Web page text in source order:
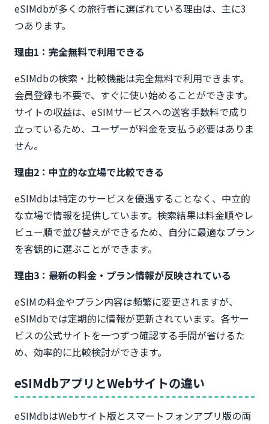
eSIMdbが多くの旅行者に選ばれている理由は、主に3
つあります。
理由1：完全無料で利用できる
eSIMdbの検索・比較機能は完全無料で利用できます。
会員登録も不要で、すぐに使い始めることができます。
サイトの収益は、eSIMサービスへの送客手数料で成り
立っているため、ユーザーが料金を支払う必要はありま
せん。
理由2：中立的な立場で比較できる
eSIMdbは特定のサービスを優遇することなく、中立的
な立場で情報を提供しています。検索結果は料金順やレ
ビュー順で並び替えができるため、自分に最適なプラン
を客観的に選ぶことができます。
理由3：最新の料金・プラン情報が反映されている
eSIMの料金やプラン内容は頻繁に変更されますが、
eSIMdbでは定期的に情報が更新されています。各サー
ビスの公式サイトを一つずつ確認する手間が省けるた
め、効率的に比較検討ができます。
eSIMdbアプリとWebサイトの違い
eSIMdbはWebサイト版とスマートフォンアプリ版の両